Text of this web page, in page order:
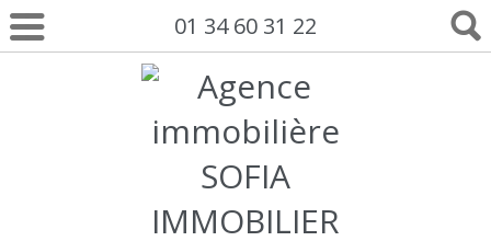
01 34 60 31 22